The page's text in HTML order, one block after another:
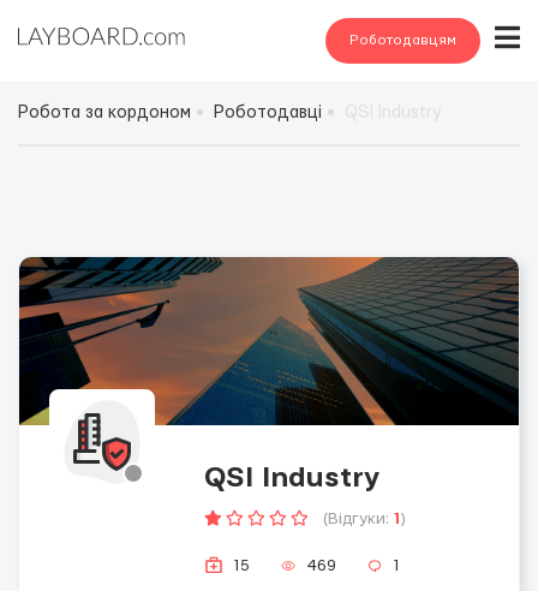
Роботодавцям
Робота за кордоном Роботодавці
QSI Industry
(Відгуки: 1 )
15 469 1